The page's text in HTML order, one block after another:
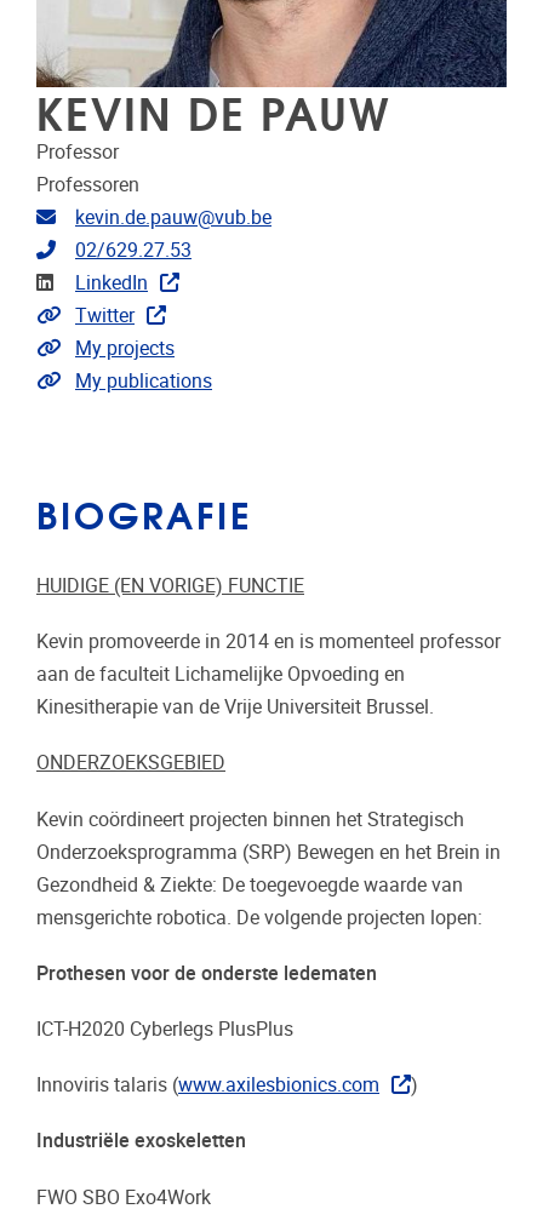
KEVIN DE PAUW
Professor
Professoren
E-mailadres
kevin.de.pauw@vub.be
Telefoonnummer
02/629.27.53
LinkedIn
LinkedIn
Link naar CRIS
Twitter
Link naar projecten
My projects
Link naar publicaties
My publications
BIOGRAFIE
HUIDIGE (EN VORIGE) FUNCTIE
Kevin promoveerde in 2014 en is momenteel professor
aan de faculteit Lichamelijke Opvoeding en
Kinesitherapie van de Vrije Universiteit Brussel.
ONDERZOEKSGEBIED
Kevin coördineert projecten binnen het Strategisch
Onderzoeksprogramma (SRP) Bewegen en het Brein in
Gezondheid & Ziekte: De toegevoegde waarde van
mensgerichte robotica. De volgende projecten lopen:
Prothesen voor de onderste ledematen
ICT-H2020 Cyberlegs PlusPlus
Innoviris talaris (www.axilesbionics.com )
Industriële exoskeletten
FWO SBO Exo4Work